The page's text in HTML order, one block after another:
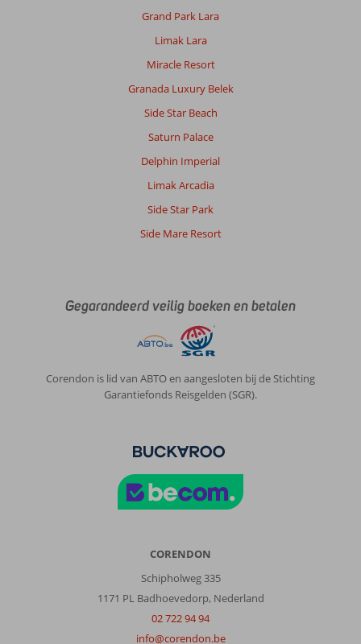
Grand Park Lara
Limak Lara
Miracle Resort
Granada Luxury Belek
Side Star Beach
Saturn Palace
Delphin Imperial
Limak Arcadia
Side Star Park
Side Mare Resort
Gegarandeerd veilig boeken en betalen
Corendon is lid van ABTO en aangesloten bij de Stichting
Garantiefonds Reisgelden (SGR).
CORENDON
Schipholweg 335
1171 PL Badhoevedorp, Nederland
02 722 94 94
info@corendon.be